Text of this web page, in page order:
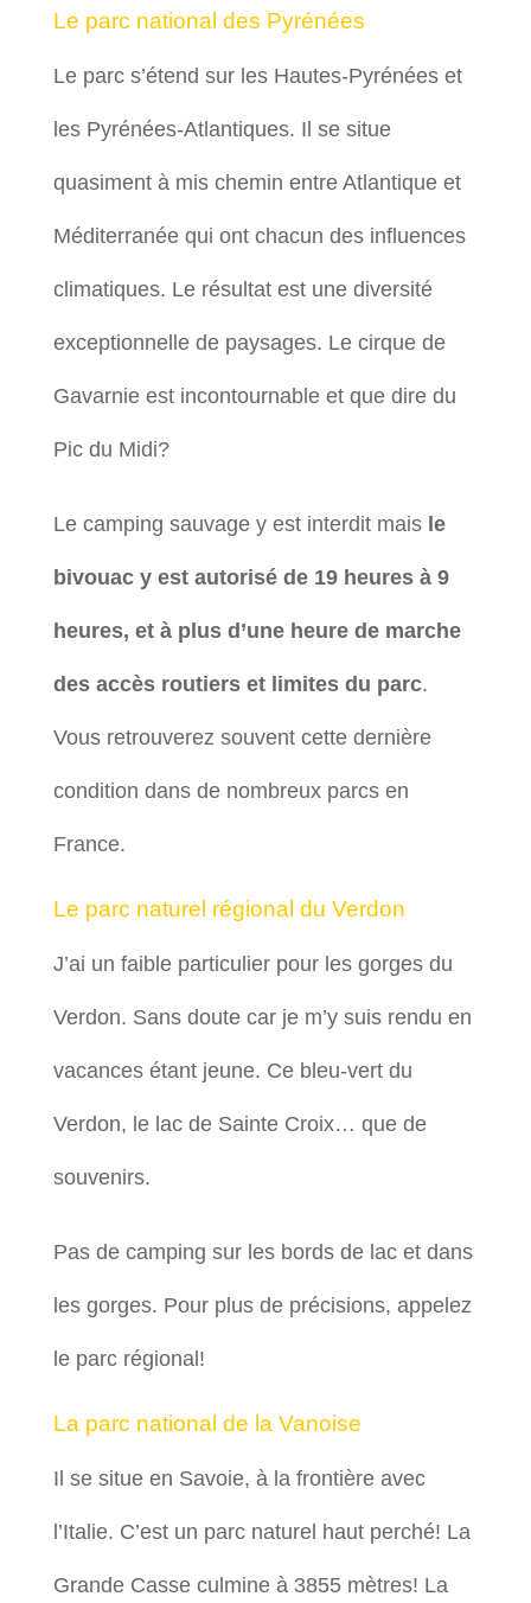
Le parc national des Pyrénées
Le parc s’étend sur les Hautes-Pyrénées et
les Pyrénées-Atlantiques. Il se situe
quasiment à mis chemin entre Atlantique et
Méditerranée qui ont chacun des influences
climatiques. Le résultat est une diversité
exceptionnelle de paysages. Le cirque de
Gavarnie est incontournable et que dire du
Pic du Midi?
Le camping sauvage y est interdit mais le
bivouac y est autorisé de 19 heures à 9
heures, et à plus d’une heure de marche
des accès routiers et limites du parc.
Vous retrouverez souvent cette dernière
condition dans de nombreux parcs en
France.
Le parc naturel régional du Verdon
J’ai un faible particulier pour les gorges du
Verdon. Sans doute car je m’y suis rendu en
vacances étant jeune. Ce bleu-vert du
Verdon, le lac de Sainte Croix… que de
souvenirs.
Pas de camping sur les bords de lac et dans
les gorges. Pour plus de précisions, appelez
le parc régional!
La parc national de la Vanoise
Il se situe en Savoie, à la frontière avec
l’Italie. C’est un parc naturel haut perché! La
Grande Casse culmine à 3855 mètres! La